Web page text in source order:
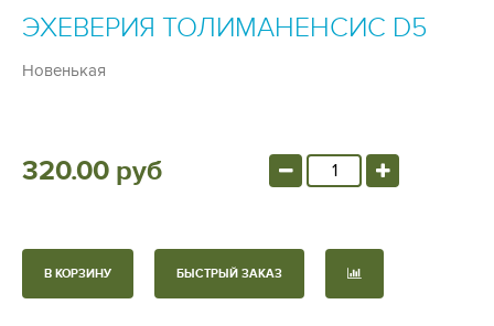
ЭХЕВЕРИЯ ТОЛИМАНЕНСИС D5
Новенькая
320.00 руб
В КОРЗИНУ БЫСТРЫЙ ЗАКАЗ